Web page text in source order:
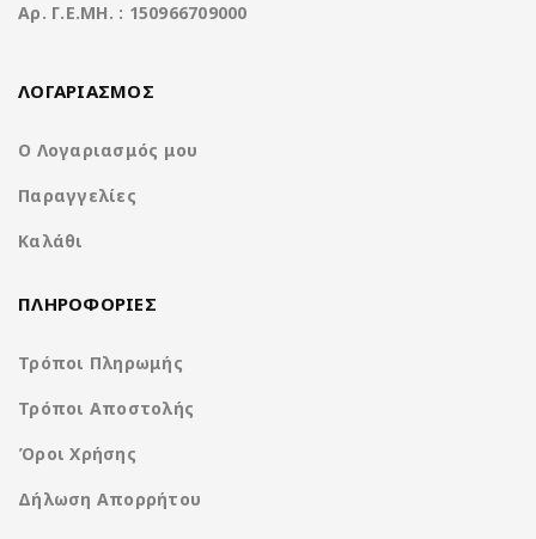
Χαρακτηριστικά
Operation System
(pixels)
Μνήμη RAM
SD Card
Aρ. Γ.Ε.ΜΗ. : 150966709000
ΛΟΓΑΡΙΑΣΜΟΣ
Ο Λογαριασμός μου
Παραγγελίες
Καλάθι
ΠΛΗΡΟΦΟΡΙΕΣ
Τρόποι Πληρωμής
Τρόποι Αποστολής
Όροι Χρήσης
Δήλωση Απορρήτου